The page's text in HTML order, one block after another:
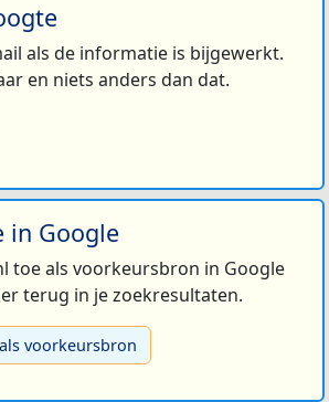
als de informatie is bijgewerkt.
en niets anders dan dat.
in Google
toe als voorkeursbron in Google
terug in je zoekresultaten.
voorkeursbron